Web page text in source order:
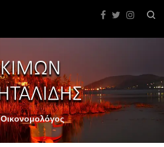
Οικονομολόγος